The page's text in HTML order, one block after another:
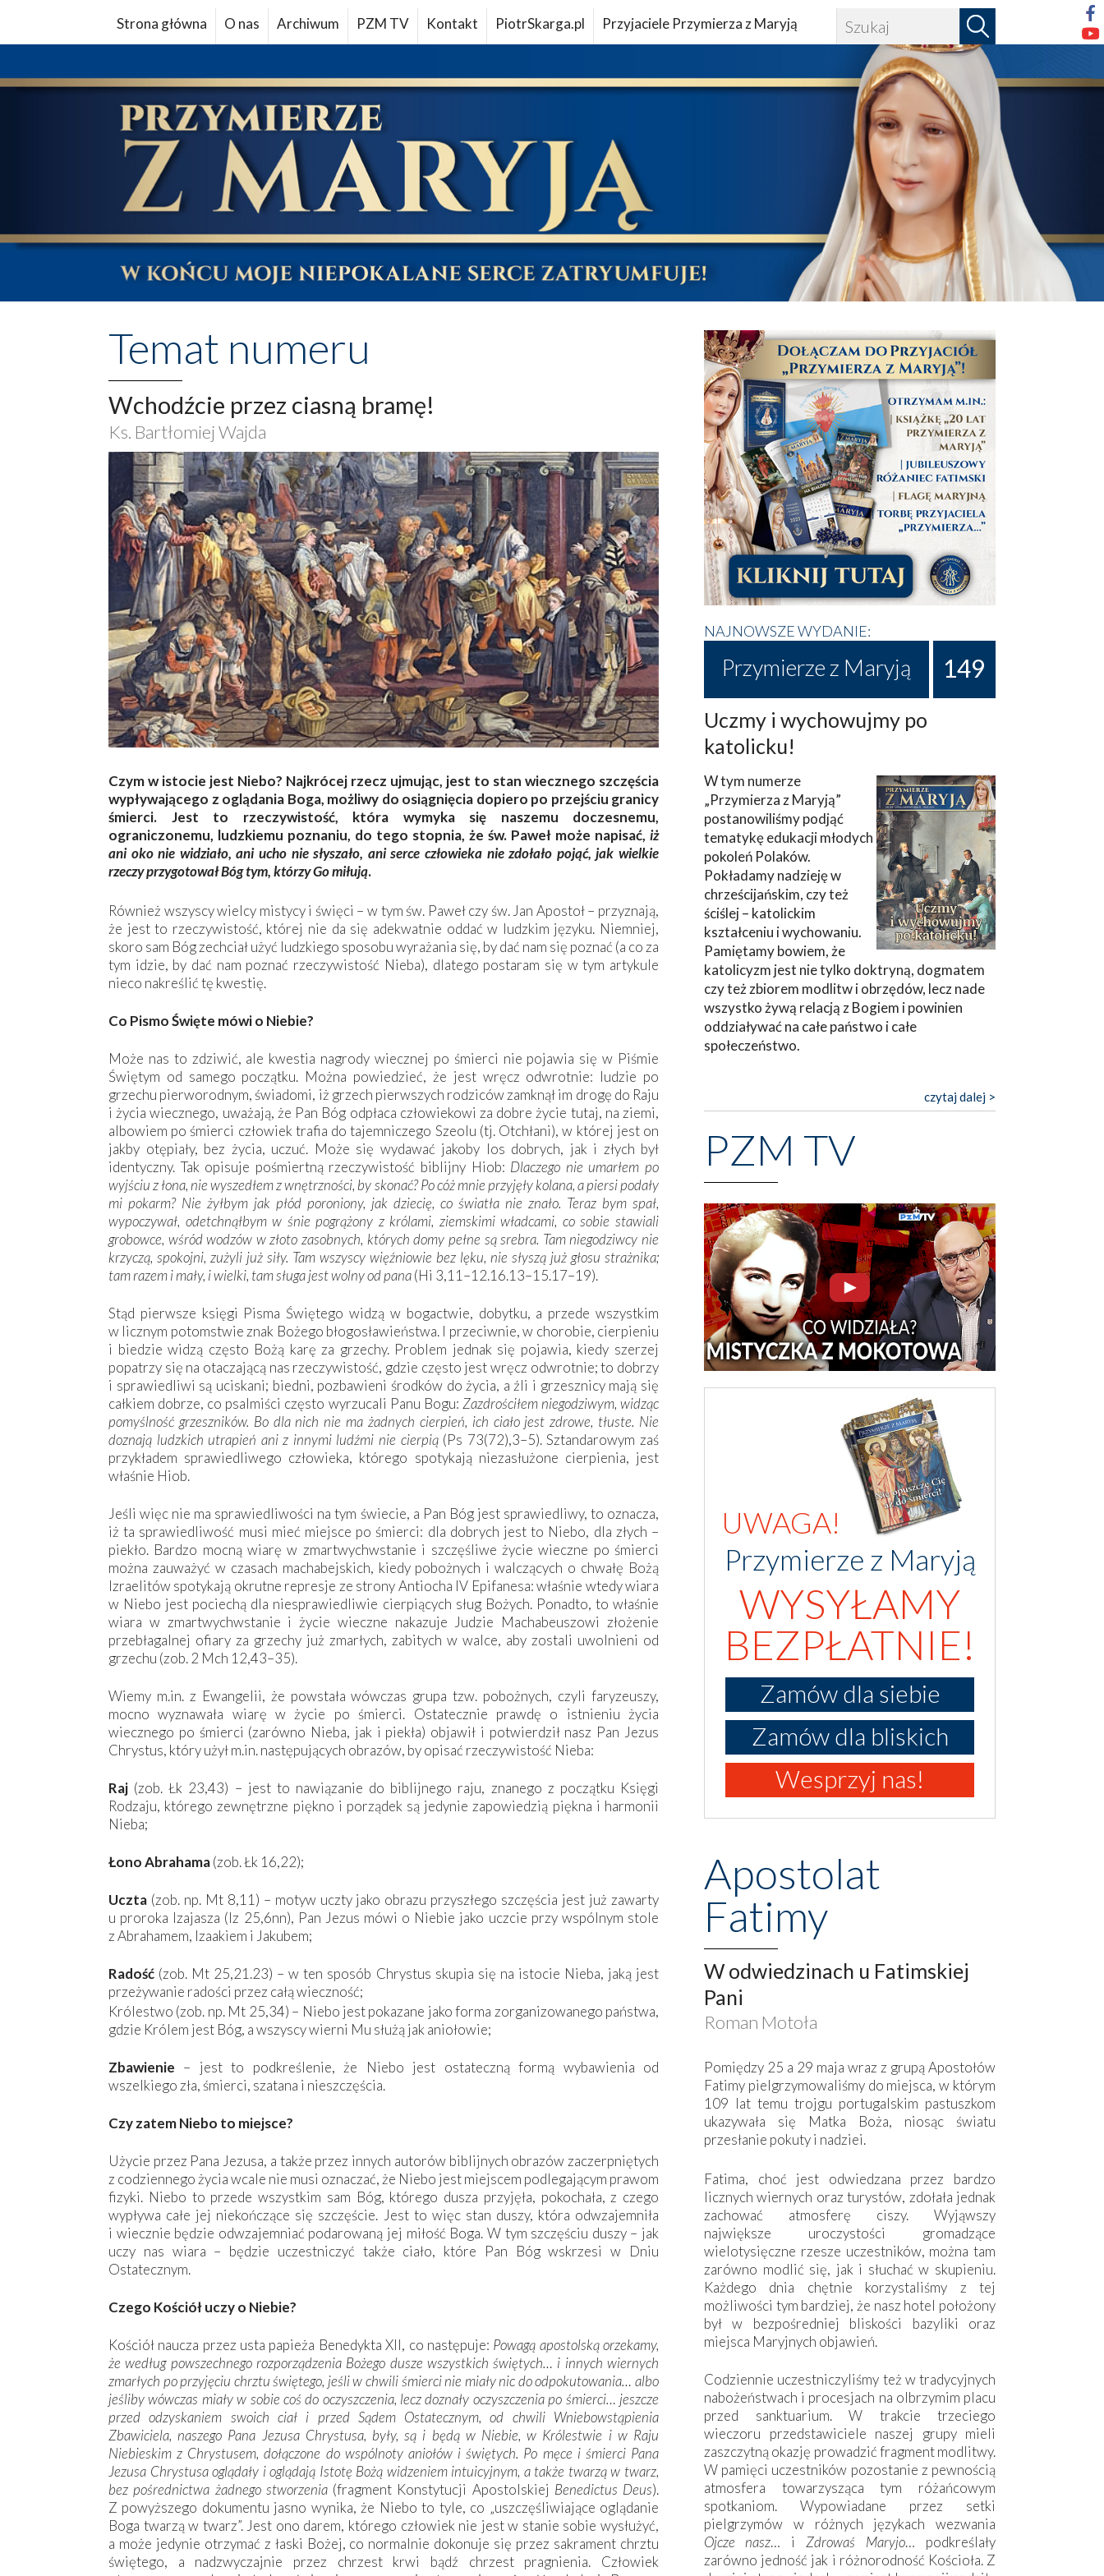
Strona główna O nas Archiwum PZM TV Kontakt PiotrSkarga.pl Przyjaciele Przymierza z Maryją
Temat numeru
Wchodźcie przez ciasną bramę!
Ks. Bartłomiej Wajda
Czym w istocie jest Niebo? Najkrócej rzecz ujmując, jest to stan wiecznego szczęścia
wypływającego z oglądania Boga, możliwy do osiągnięcia dopiero po przejściu granicy
śmierci. Jest to rzeczywistość, która wymyka się naszemu doczesnemu,
ograniczonemu, ludzkiemu poznaniu, do tego stopnia, że św. Paweł może napisać, iż
ani oko nie widziało, ani ucho nie słyszało, ani serce człowieka nie zdołało pojąć, jak wielkie
rzeczy przygotował Bóg tym, którzy Go miłują.
Również wszyscy wielcy mistycy i święci – w tym św. Paweł czy św. Jan Apostoł – przyznają,
że jest to rzeczywistość, której nie da się adekwatnie oddać w ludzkim języku. Niemniej,
skoro sam Bóg zechciał użyć ludzkiego sposobu wyrażania się, by dać nam się poznać (a co za
tym idzie, by dać nam poznać rzeczywistość Nieba), dlatego postaram się w tym artykule
nieco nakreślić tę kwestię.
Co Pismo Święte mówi o Niebie?
Może nas to zdziwić, ale kwestia nagrody wiecznej po śmierci nie pojawia się w Piśmie
Świętym od samego początku. Można powiedzieć, że jest wręcz odwrotnie: ludzie po
grzechu pierworodnym, świadomi, iż grzech pierwszych rodziców zamknął im drogę do Raju
i życia wiecznego, uważają, że Pan Bóg odpłaca człowiekowi za dobre życie tutaj, na ziemi,
albowiem po śmierci człowiek trafia do tajemniczego Szeolu (tj. Otchłani), w której jest on
jakby otępiały, bez życia, uczuć. Może się wydawać jakoby los dobrych, jak i złych był
identyczny. Tak opisuje pośmiertną rzeczywistość biblijny Hiob: Dlaczego nie umarłem po
wyjściu z łona, nie wyszedłem z wnętrzności, by skonać? Po cóż mnie przyjęły kolana, a piersi podały
mi pokarm? Nie żyłbym jak płód poroniony, jak dziecię, co światła nie znało. Teraz bym spał,
wypoczywał, odetchnąłbym w śnie pogrążony z królami, ziemskimi władcami, co sobie stawiali
grobowce, wśród wodzów w złoto zasobnych, których domy pełne są srebra. Tam niegodziwcy nie
krzyczą, spokojni, zużyli już siły. Tam wszyscy więźniowie bez lęku, nie słyszą już głosu strażnika;
tam razem i mały, i wielki, tam sługa jest wolny od pana(Hi 3,11–12.16.13–15.17–19).
Stąd pierwsze księgi Pisma Świętego widzą w bogactwie, dobytku, a przede wszystkim
w licznym potomstwie znak Bożego błogosławieństwa. I przeciwnie, w chorobie, cierpieniu
i biedzie widzą często Bożą karę za grzechy. Problem jednak się pojawia, kiedy szerzej
popatrzy się na otaczającą nas rzeczywistość, gdzie często jest wręcz odwrotnie; to dobrzy
i sprawiedliwi są uciskani; biedni, pozbawieni środków do życia, a źli i grzesznicy mają się
całkiem dobrze, co psalmiści często wyrzucali Panu Bogu: Zazdrościłem niegodziwym, widząc
pomyślność grzeszników. Bo dla nich nie ma żadnych cierpień, ich ciało jest zdrowe, tłuste. Nie
doznają ludzkich utrapień ani z innymi ludźmi nie cierpią(Ps 73(72),3–5). Sztandarowym zaś
przykładem sprawiedliwego człowieka, którego spotykają niezasłużone cierpienia, jest
właśnie Hiob.
Jeśli więc nie ma sprawiedliwości na tym świecie, a Pan Bóg jest sprawiedliwy, to oznacza,
iż ta sprawiedliwość musi mieć miejsce po śmierci: dla dobrych jest to Niebo, dla złych –
piekło. Bardzo mocną wiarę w zmartwychwstanie i szczęśliwe życie wieczne po śmierci
można zauważyć w czasach machabejskich, kiedy pobożnych i walczących o chwałę Bożą
Izraelitów spotykają okrutne represje ze strony Antiocha IV Epifanesa: właśnie wtedy wiara
w Niebo jest pociechą dla niesprawiedliwie cierpiących sług Bożych. Ponadto, to właśnie
wiara w zmartwychwstanie i życie wieczne nakazuje Judzie Machabeuszowi złożenie
przebłagalnej ofiary za grzechy już zmarłych, zabitych w walce, aby zostali uwolnieni od
grzechu (zob. 2 Mch 12,43–35).
Wiemy m.in. z Ewangelii, że powstała wówczas grupa tzw. pobożnych, czyli faryzeuszy,
mocno wyznawała wiarę w życie po śmierci. Ostatecznie prawdę o istnieniu życia
wiecznego po śmierci (zarówno Nieba, jak i piekła) objawił i potwierdził nasz Pan Jezus
Chrystus, który użył m.in. następujących obrazów, by opisać rzeczywistość Nieba:
Raj (zob. Łk 23,43) – jest to nawiązanie do biblijnego raju, znanego z początku Księgi
Rodzaju, którego zewnętrzne piękno i porządek są jedynie zapowiedzią piękna i harmonii
Nieba;
Łono Abrahama(zob. Łk 16,22);
Uczta (zob. np. Mt 8,11) – motyw uczty jako obrazu przyszłego szczęścia jest już zawarty
u proroka Izajasza (Iz 25,6nn), Pan Jezus mówi o Niebie jako uczcie przy wspólnym stole
z Abrahamem, Izaakiem i Jakubem;
Radość (zob. Mt 25,21.23) – w ten sposób Chrystus skupia się na istocie Nieba, jaką jest
przeżywanie radości przez całą wieczność;
Królestwo (zob. np. Mt 25,34) – Niebo jest pokazane jako forma zorganizowanego państwa,
gdzie Królem jest Bóg, a wszyscy wierni Mu służą jak aniołowie;
Zbawienie – jest to podkreślenie, że Niebo jest ostateczną formą wybawienia od
wszelkiego zła, śmierci, szatana i nieszczęścia.
Czy zatem Niebo to miejsce?
Użycie przez Pana Jezusa, a także przez innych autorów biblijnych obrazów zaczerpniętych
z codziennego życia wcale nie musi oznaczać, że Niebo jest miejscem podlegającym prawom
fizyki. Niebo to przede wszystkim sam Bóg, którego dusza przyjęła, pokochała, z czego
wypływa całe jej niekończące się szczęście. Jest to więc stan duszy, która odwzajemniła
i wiecznie będzie odwzajemniać podarowaną jej miłość Boga. W tym szczęściu duszy – jak
uczy nas wiara – będzie uczestniczyć także ciało, które Pan Bóg wskrzesi w Dniu
Ostatecznym.
Czego Kościół uczy o Niebie?
Kościół naucza przez usta papieża Benedykta XII, co następuje: Powagą apostolską orzekamy,
że według powszechnego rozporządzenia Bożego dusze wszystkich świętych… i innych wiernych
zmarłych po przyjęciu chrztu świętego, jeśli w chwili śmierci nie miały nic do odpokutowania… albo
jeśliby wówczas miały w sobie coś do oczyszczenia, lecz doznały oczyszczenia po śmierci… jeszcze
przed odzyskaniem swoich ciał i przed Sądem Ostatecznym, od chwili Wniebowstąpienia
Zbawiciela, naszego Pana Jezusa Chrystusa, były, są i będą w Niebie, w Królestwie i w Raju
Niebieskim z Chrystusem, dołączone do wspólnoty aniołów i świętych. Po męce i śmierci Pana
Jezusa Chrystusa oglądały i oglądają Istotę Bożą widzeniem intuicyjnym, a także twarzą w twarz,
bez pośrednictwa żadnego stworzenia(fragment Konstytucji Apostolskiej Benedictus Deus).
Z powyższego dokumentu jasno wynika, że Niebo to tyle, co „uszczęśliwiające oglądanie
Boga twarzą w twarz”. Jest ono darem, którego człowiek nie jest w stanie sobie wysłużyć,
a może jedynie otrzymać z łaski Bożej, co normalnie dokonuje się przez sakrament chrztu
świętego, a nadzwyczajnie przez chrzest krwi bądź chrzest pragnienia. Człowiek
NAJNOWSZE WYDANIE:
Przymierze z Maryją 149
Uczmy i wychowujmy po
katolicku!
W tym numerze
„Przymierza z Maryją”
postanowiliśmy podjąć
tematykę edukacji młodych
pokoleń Polaków.
Pokładamy nadzieję w
chrześcijańskim, czy też
ściślej – katolickim
kształceniu i wychowaniu.
Pamiętamy bowiem, że
katolicyzm jest nie tylko doktryną, dogmatem
czy też zbiorem modlitw i obrzędów, lecz nade
wszystko żywą relacją z Bogiem i powinien
oddziaływać na całe państwo i całe
społeczeństwo.
czytaj dalej >
PZM TV
UWAGA!
Przymierze z Maryją
WYSYŁAMY
BEZPŁATNIE!
Zamów dla siebie
Zamów dla bliskich
Wesprzyj nas!
Apostolat
Fatimy
W odwiedzinach u Fatimskiej
Pani
Roman Motoła
Pomiędzy 25 a 29 maja wraz z grupą Apostołów
Fatimy pielgrzymowaliśmy do miejsca, w którym
109 lat temu trojgu portugalskim pastuszkom
ukazywała się Matka Boża, niosąc światu
przesłanie pokuty i nadziei.
Fatima, choć jest odwiedzana przez bardzo
licznych wiernych oraz turystów, zdołała jednak
zachować atmosferę ciszy. Wyjąwszy
największe uroczystości gromadzące
wielotysięczne rzesze uczestników, można tam
zarówno modlić się, jak i słuchać w skupieniu.
Każdego dnia chętnie korzystaliśmy z tej
możliwości tym bardziej, że nasz hotel położony
był w bezpośredniej bliskości bazyliki oraz
miejsca Maryjnych objawień.
Codziennie uczestniczyliśmy też w tradycyjnych
nabożeństwach i procesjach na olbrzymim placu
przed sanktuarium. W trakcie trzeciego
wieczoru przedstawiciele naszej grupy mieli
zaszczytną okazję prowadzić fragment modlitwy.
W pamięci uczestników pozostanie z pewnością
atmosfera towarzysząca tym różańcowym
spotkaniom. Wypowiadane przez setki
pielgrzymów w różnych językach wezwania
Ojcze nasz… i Zdrowaś Maryjo… podkreślały
zarówno jedność jak i różnorodność Kościoła. Z